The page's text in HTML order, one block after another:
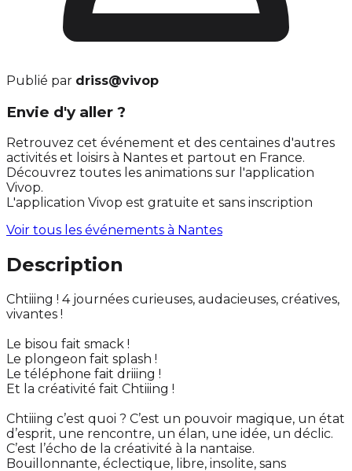
Publié par driss@vivop
Envie d'y aller ?
Retrouvez cet événement et des centaines d'autres
activités et loisirs à Nantes et partout en France.
Découvrez toutes les animations sur l'application
Vivop.
L'application Vivop est gratuite et sans inscription
Voir tous les événements à Nantes
Description
Chtiiing ! 4 journées curieuses, audacieuses, créatives,
vivantes !
Le bisou fait smack !
Le plongeon fait splash !
Le téléphone fait driiing !
Et la créativité fait Chtiiing !
Chtiiing c’est quoi ? C’est un pouvoir magique, un état
d’esprit, une rencontre, un élan, une idée, un déclic.
C’est l’écho de la créativité à la nantaise.
Bouillonnante, éclectique, libre, insolite, sans